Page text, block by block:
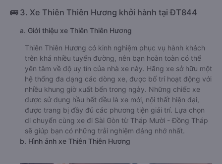
🚌 3. Xe Thiên Thiên Hương khởi hành tại ĐT844
a. Giới thiệu xe Thiên Thiên Hương
Thiên Thiên Hương có kinh nghiệm phục vụ hành khách
trên khá nhiều tuyến đường, nên bạn hoàn toàn có thể
yên tâm về độ uy tín của nhà xe này. Hãng xe sở hữu một
hệ thống đa dạng các dòng xe, được bố trí hoạt động với
nhiều khung giờ xuất bến trong ngày. Những chiếc xe
được sử dụng hầu hết đều là xe mới, nội thất hiện đại,
được trang bị đầy đủ các phương tiện giải trí. Lựa chọn
di chuyển cùng xe đi Sài Gòn từ Tháp Mười - Đồng Tháp
sẽ giúp bạn có những trải nghiệm đáng nhớ nhất.
b. Hình ảnh xe Thiên Thiên Hương